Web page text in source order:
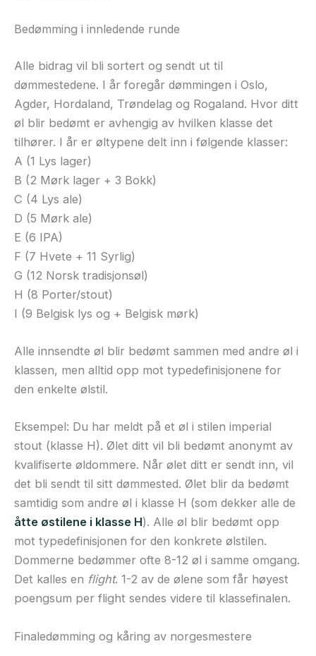
Bedømming i innledende runde
Alle bidrag vil bli sortert og sendt ut til
dømmestedene. I år foregår dømmingen i Oslo,
Agder, Hordaland, Trøndelag og Rogaland. Hvor ditt
øl blir bedømt er avhengig av hvilken klasse det
tilhører. I år er øltypene delt inn i følgende klasser:
A (1 Lys lager)
B (2 Mørk lager + 3 Bokk)
C (4 Lys ale)
D (5 Mørk ale)
E (6 IPA)
F (7 Hvete + 11 Syrlig)
G (12 Norsk tradisjonsøl)
H (8 Porter/stout)
I (9 Belgisk lys og + Belgisk mørk)
Alle innsendte øl blir bedømt sammen med andre øl i
klassen, men alltid opp mot typedefinisjonene for
den enkelte ølstil.
Eksempel: Du har meldt på et øl i stilen imperial
stout (klasse H). Ølet ditt vil bli bedømt anonymt av
kvalifiserte øldommere. Når ølet ditt er sendt inn, vil
det bli sendt til sitt dømmested. Ølet blir da bedømt
samtidig som andre øl i klasse H (som dekker alle de
åtte østilene i klasse H). Alle øl blir bedømt opp
mot typedefinisjonen for den konkrete ølstilen.
Dommerne bedømmer ofte 8-12 øl i samme omgang.
Det kalles en flight. 1-2 av de ølene som får høyest
poengsum per flight sendes videre til klassefinalen.
Finaledømming og kåring av norgesmestere